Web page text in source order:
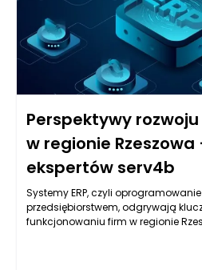
Perspektywy rozwoju
w regionie
ekspertów serv4b
Systemy ERP, czyli
przedsiębiorstwem, odgrywają
funkcjonowaniu firm w regionie
tych systemów, który jest